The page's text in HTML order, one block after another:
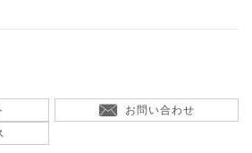
お問い合わせ